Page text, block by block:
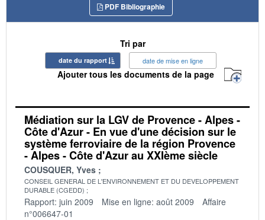
PDF Bibliographie
Tri par
date du rapport date de mise en ligne
Ajouter tous les documents de la page
Médiation sur la LGV de Provence - Alpes -
Côte d'Azur - En vue d'une décision sur le
système ferroviaire de la région Provence
- Alpes - Côte d'Azur au XXIème siècle
COUSQUER, Yves
CONSEIL GENERAL DE L'ENVIRONNEMENT ET DU DEVELOPPEMENT
DURABLE (CGEDD)
Rapport: juin 2009 Mise en ligne: août 2009
Affaire
n°006647-01